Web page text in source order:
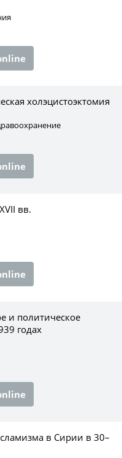
холэцистоэктомия
вв.
и политическое
годах
в Сирии в 30–